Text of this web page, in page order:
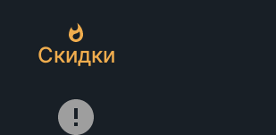
Скидки